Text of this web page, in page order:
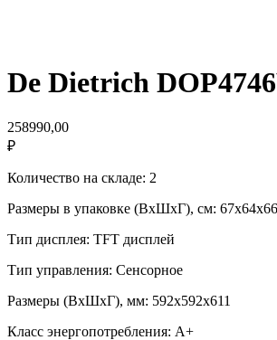
De Dietrich
258990,00
₽
Количество на складе: 2
Размеры в упаковке (ВхШхГ), см: 67x64x66
Тип дисплея: TFT дисплей
Тип управления: Сенсорное
Размеры (ВхШхГ), мм: 592х592х611
Класс энергопотребления: A+